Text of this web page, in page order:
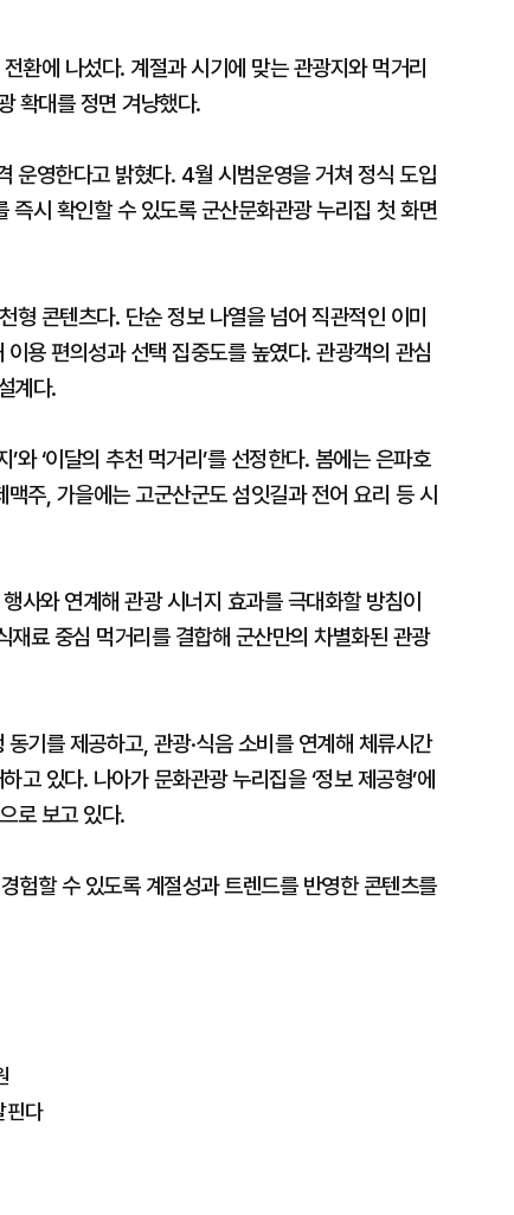
환에 나섰다. 계절과 시기에 맞는 관광지와 먹거리
확대를 정면 겨냥했다.
운영한다고 밝혔다. 4월 시범운영을 거쳐 정식 도입
시 확인할 수 있도록 군산문화관광 누리집 첫 화면
형 콘텐츠다. 단순 정보 나열을 넘어 직관적인 이미
용 편의성과 선택 집중도를 높였다. 관광객의 관심
계다.
와 ‘이달의 추천 먹거리’를 선정한다. 봄에는 은파호
주, 가을에는 고군산군도 섬잇길과 전어 요리 등 시
사와 연계해 관광 시너지 효과를 극대화할 방침이
재료 중심 먹거리를 결합해 군산만의 차별화된 관광
기를 제공하고, 관광·식음 소비를 연계해 체류시간
있다. 나아가 문화관광 누리집을 ‘정보 제공형’에
로 보고 있다.
험할 수 있도록 계절성과 트렌드를 반영한 콘텐츠를
핀다